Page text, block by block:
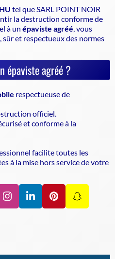
tel que SARL POINT NOIR
ladestruction conforme de
à un épaviste agréé , vous
et respectueux des normes
épaviste agréé ?
respectueuse de
officiel.
et conforme à la
facilite toutes les
à la mise hors service de votre